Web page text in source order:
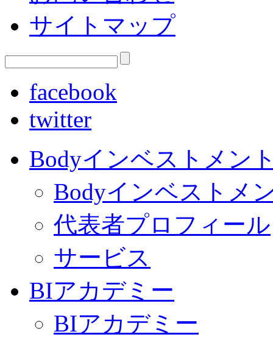
サイトマップ
facebook
twitter
Bodyインベストメン
Bodyインベストメ
代表者プロフィール
サービス
BIアカデミー
BIアカデミー